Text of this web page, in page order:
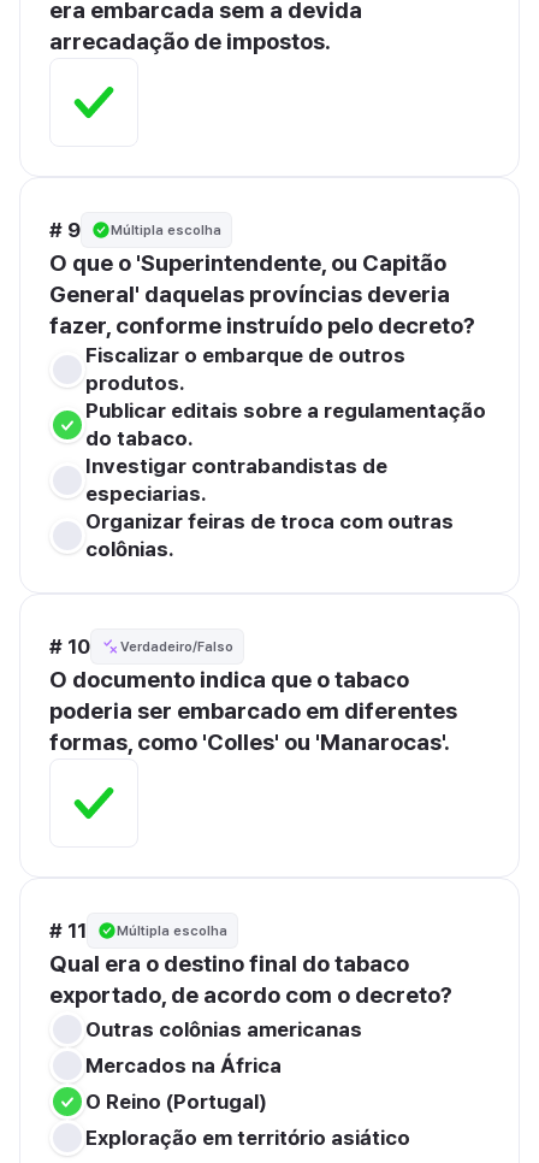
era embarcada sem a devida
arrecadação de impostos.
# 9 Múltipla escolha
O que o 'Superintendente, ou Capitão
General' daquelas províncias deveria
fazer, conforme instruído pelo decreto?
Fiscalizar o embarque de outros
produtos.
Publicar editais sobre a regulamentação
do tabaco.
Investigar contrabandistas de
especiarias.
Organizar feiras de troca com outras
colônias.
# 10 Verdadeiro/Falso
O documento indica que o tabaco
poderia ser embarcado em diferentes
formas, como 'Colles' ou 'Manarocas'.
# 11 Múltipla escolha
Qual era o destino final do tabaco
exportado, de acordo com o decreto?
Outras colônias americanas
Mercados na África
O Reino (Portugal)
Exploração em território asiático